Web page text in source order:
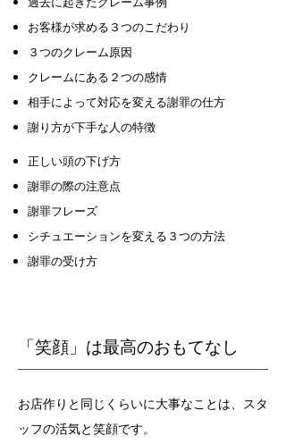
お客様が求める３つのこだわり
３つのクレーム原因
クレームにある２つの感情
相手によって対応を変える謝罪の仕方
謝り方が下手な人の特徴
正しい頭の下げ方
謝罪の際の注意点
謝罪フレーズ
シチュエーションを変える３つの方法
謝罪の受け方
「笑顔」は最高のおもてなし
お店作りと同じくらいに大事なことは、スタ
ッフの活気と笑顔です。